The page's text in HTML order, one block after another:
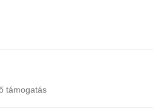
támogatás